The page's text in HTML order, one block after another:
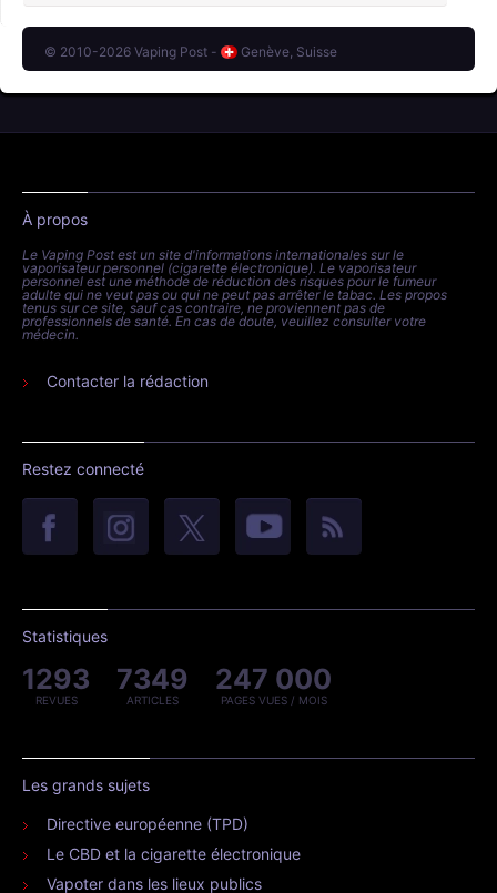
© 2010-2026 Vaping Post - Genève, Suisse
À propos
Le Vaping Post est un site d'informations internationales sur le
vaporisateur personnel (cigarette électronique). Le vaporisateur
personnel est une méthode de réduction des risques pour le fumeur
adulte qui ne veut pas ou qui ne peut pas arrêter le tabac. Les propos
tenus sur ce site, sauf cas contraire, ne proviennent pas de
professionnels de santé. En cas de doute, veuillez consulter votre
médecin.
Contacter la rédaction
Restez connecté
Statistiques
1293
REVUES
7349
ARTICLES
247 000
PAGES VUES / MOIS
Les grands sujets
Directive européenne (TPD)
Le CBD et la cigarette électronique
Vapoter dans les lieux publics